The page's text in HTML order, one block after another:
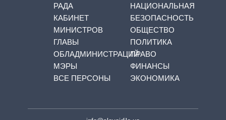
РАДА
КАБИНЕТ
МИНИСТРОВ
ГЛАВЫ
ОБЛАДМИНИСТРАЦИЙ
МЭРЫ
ВСЕ ПЕРСОНЫ
НАЦИОНАЛЬНАЯ
БЕЗОПАСНОСТЬ
ОБЩЕСТВО
ПОЛИТИКА
ПРАВО
ФИНАНСЫ
ЭКОНОМИКА